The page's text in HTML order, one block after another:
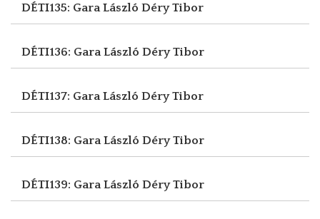
DÉTI135: Gara László Déry Tibor
DÉTI136: Gara László Déry Tibor
DÉTI137: Gara László Déry Tibor
DÉTI138: Gara László Déry Tibor
DÉTI139: Gara László Déry Tibor